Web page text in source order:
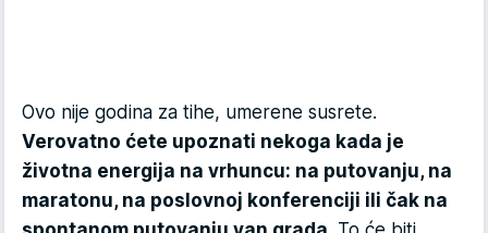
Ovo nije godina za tihe, umerene susrete.
Verovatno ćete upoznati nekoga kada je
životna energija na vrhuncu: na putovanju, na
maratonu, na poslovnoj konferenciji ili čak na